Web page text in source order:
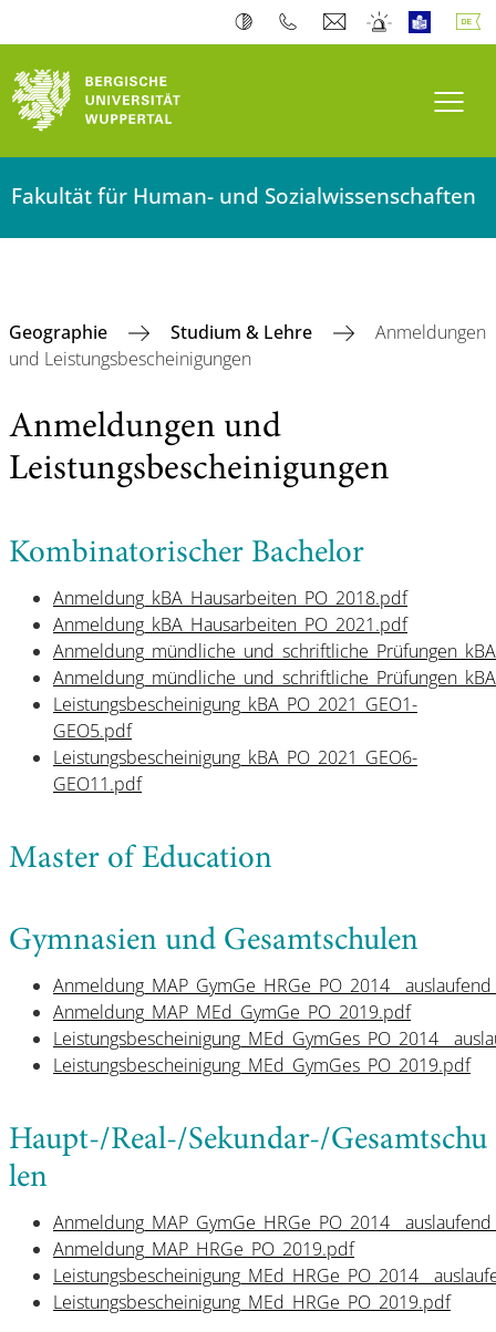
Fakultät für Human- und Sozialwissenschaften
Geographie Studium & Lehre
Anmeldungen
und Leistungsbescheinigungen
Anmeldungen und
Leistungsbescheinigungen
Kombinatorischer Bachelor
Anmeldung_kBA_Hausarbeiten_PO_2018.pdf
Anmeldung_kBA_Hausarbeiten_PO_2021.pdf
Leistungsbescheinigung_kBA_PO_2021_GEO1-
GEO5.pdf
Leistungsbescheinigung_kBA_PO_2021_GEO6-
GEO11.pdf
Master of Education
Gymnasien und Gesamtschulen
Anmeldung_MAP_MEd_GymGe_PO_2019.pdf
Leistungsbescheinigung_MEd_GymGes_PO_2019.pdf
Haupt-/Real-/Sekundar-/Gesamtschu
len
Anmeldung_MAP_HRGe_PO_2019.pdf
Leistungsbescheinigung_MEd_HRGe_PO_2019.pdf